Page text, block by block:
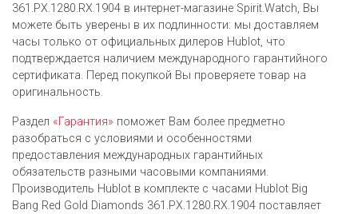
361.PX.1280.RX.1904 в интернет-магазине Spirit.Watch, Вы
можете быть уверены в их подлинности: мы доставляем
часы только от официальных дилеров Hublot, что
подтверждается наличием международного гарантийного
сертификата. Перед покупкой Вы проверяете товар на
оригинальность.
Раздел «Гарантия» поможет Вам более предметно
разобраться с условиями и особенностями
предоставления международных гарантийных
обязательств разными часовыми компаниями.
Производитель Hublot в комплекте с часами Hublot Big
Bang Red Gold Diamonds 361.PX.1280.RX.1904 поставляет